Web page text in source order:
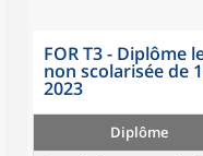
FOR T3 - Diplôme
non scolarisée de
2023
Diplôme